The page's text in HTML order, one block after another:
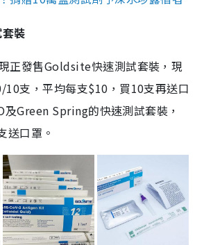
裝
正發售Goldsite快速測試套裝，現
10支，平均每支$10，買10支再送口
及Green Spring的快速測試套裝，
送口罩。